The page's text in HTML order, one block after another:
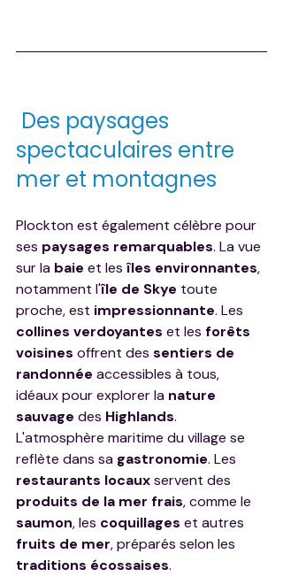
Des paysages
spectaculaires entre
mer et montagnes
Plockton est également célèbre pour
ses paysages remarquables. La vue
sur la baie et les îles environnantes,
notamment l'île de Skye toute
proche, est impressionnante. Les
collines verdoyantes et les forêts
voisines offrent des sentiers de
randonnée accessibles à tous,
idéaux pour explorer la nature
sauvage des Highlands.
L'atmosphère maritime du village se
reflète dans sa gastronomie. Les
restaurants locaux servent des
produits de la mer frais, comme le
saumon, les coquillages et autres
fruits de mer, préparés selon les
traditions écossaises.